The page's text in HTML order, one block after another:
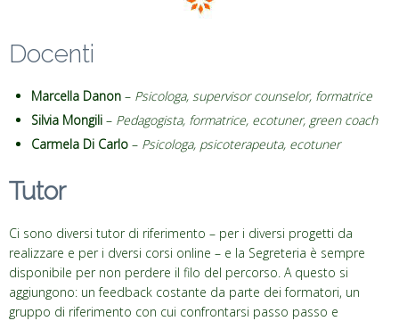
Docenti
Marcella Danon – Psicologa, supervisor counselor, formatrice
Silvia Mongili – Pedagogista, formatrice, ecotuner, green coach
Carmela Di Carlo – Psicologa, psicoterapeuta, ecotuner
Tutor
Ci sono diversi tutor di riferimento – per i diversi progetti da
realizzare e per i dversi corsi online – e la Segreteria è sempre
disponibile per non perdere il filo del percorso. A questo si
aggiungono: un feedback costante da parte dei formatori, un
gruppo di riferimento con cui confrontarsi passo passo e